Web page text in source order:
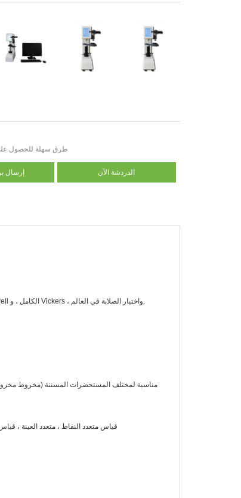
طرق سهلة للحصول على
إرسال الدردشة الآن
يعد اختبار صلابة التصفح التلقائي التلقائي التلقائي HBRVI-150-15 هو برينيل التلقائي الكامل ، و Rockwell الكامل ، و Vickers ، واختبار الصلابة في العالم.
10. قياس متعدد النقاط ، متعدد العينة ،